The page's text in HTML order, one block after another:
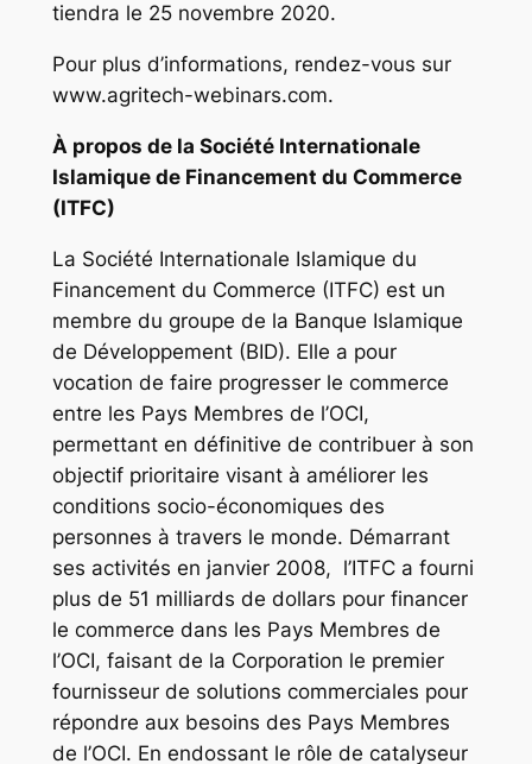
tiendra le 25 novembre 2020.
Pour plus d’informations, rendez-vous sur
www.agritech-webinars.com.
À propos de la Société Internationale
Islamique de Financement du Commerce
(ITFC)
La Société Internationale Islamique du
Financement du Commerce (ITFC) est un
membre du groupe de la Banque Islamique
de Développement (BID). Elle a pour
vocation de faire progresser le commerce
entre les Pays Membres de l’OCI,
permettant en définitive de contribuer à son
objectif prioritaire visant à améliorer les
conditions socio-économiques des
personnes à travers le monde. Démarrant
ses activités en janvier 2008, l’ITFC a fourni
plus de 51 milliards de dollars pour financer
le commerce dans les Pays Membres de
l’OCI, faisant de la Corporation le premier
fournisseur de solutions commerciales pour
répondre aux besoins des Pays Membres
de l’OCI. En endossant le rôle de catalyseur